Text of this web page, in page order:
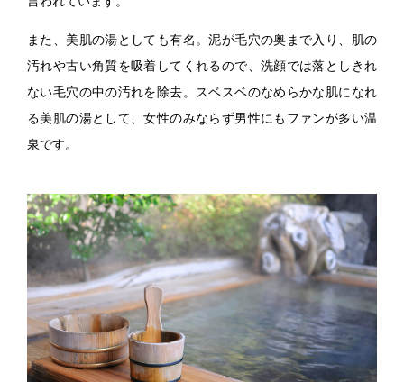
また、美肌の湯としても有名。泥が毛穴の奥まで入り、肌の
汚れや古い角質を吸着してくれるので、洗顔では落としきれ
ない毛穴の中の汚れを除去。スベスベのなめらかな肌になれ
る美肌の湯として、女性のみならず男性にもファンが多い温
泉です。